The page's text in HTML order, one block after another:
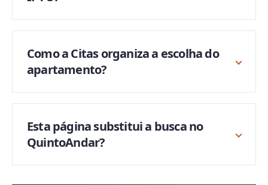
Como a Citas organiza a escolha do
apartamento?
Esta página substitui a busca no
QuintoAndar?